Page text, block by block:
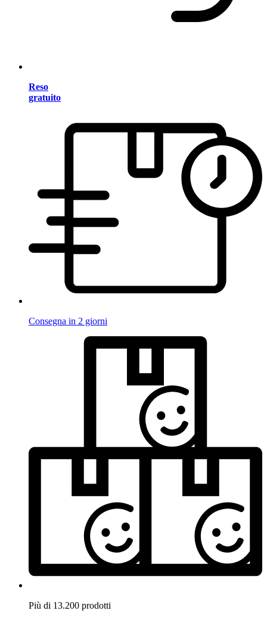
Reso
gratuito
Consegna in 2 giorni
Più di 13.200 prodotti